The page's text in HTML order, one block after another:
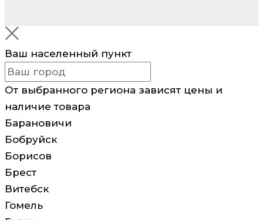
Ваш населенный пункт
От выбранного региона зависят цены и
наличие товара
Барановичи
Бобруйск
Борисов
Брест
Витебск
Гомель